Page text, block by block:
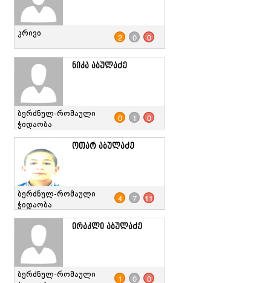
კრივი 2 0 0
ნიკა აბულაძე
ბერძნულ-რომაული
ჭიდაობა
0 1 0
ოთარ აბულაძე
ბერძნულ-რომაული
ჭიდაობა
4 7 11
ირაკლი აბულაძე
ბერძნულ-რომაული
1 0 0